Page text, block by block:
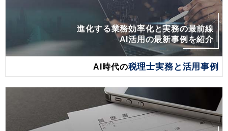
進化する業務効率化と実務の最前線
AI活用の最新事例を紹介
AI時代の税理士実務と活用事例